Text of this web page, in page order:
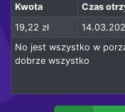
Kwota Czas
19,22 zł
No jest wszystko w
dobrze wszystko